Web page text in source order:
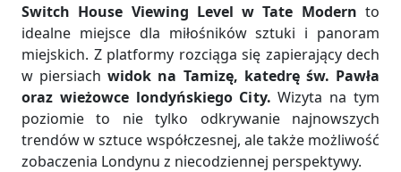
Switch House Viewing Level w Tate Modern to
idealne miejsce dla miłośników sztuki i panoram
miejskich. Z platformy rozciąga się zapierający dech
w piersiachwidok na Tamizę, katedrę św. Pawła
oraz wieżowce londyńskiego City. Wizyta na tym
poziomie to nie tylko odkrywanie najnowszych
trendów w sztuce współczesnej, ale także możliwość
zobaczenia Londynu z niecodziennej perspektywy.